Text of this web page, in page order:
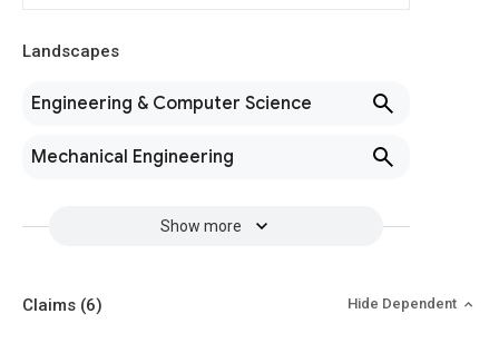
Landscapes
Engineering & Computer Science
Mechanical Engineering
Show more
Claims (6) Hide Dependent